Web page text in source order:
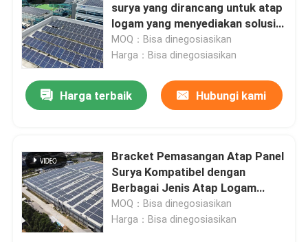
surya yang dirancang untuk atap
logam yang menyediakan solusi
pemasangan dan menghemat
waktu dan biaya pemasangan
MOQ：Bisa dinegosiasikan
Harga：Bisa dinegosiasikan
Harga terbaik Hubungi kami
Bracket Pemasangan Atap Panel
Surya Kompatibel dengan
Berbagai Jenis Atap Logam
Memberikan Solusi Instalasi dan
Dukungan Fleksibel
MOQ：Bisa dinegosiasikan
Harga：Bisa dinegosiasikan